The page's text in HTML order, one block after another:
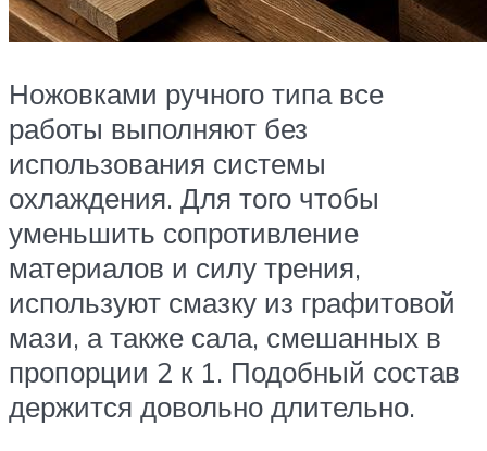
Ножовками ручного типа все
работы выполняют без
использования системы
охлаждения. Для того чтобы
уменьшить сопротивление
материалов и силу трения,
используют смазку из графитовой
мази, а также сала, смешанных в
пропорции 2 к 1. Подобный состав
держится довольно длительно.